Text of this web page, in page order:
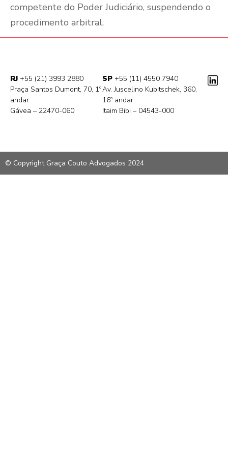
competente do Poder Judiciário, suspendendo o
procedimento arbitral.
RJ +55 (21) 3993 2880
Praça Santos Dumont, 70, 1º
andar
Gávea – 22470-060
SP +55 (11) 4550 7940
Av. Juscelino Kubitschek, 360,
16º andar
Itaim Bibi – 04543-000
© Copyright Graça Couto Advogados 2024